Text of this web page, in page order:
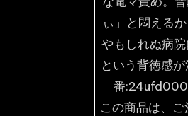
ぃ」と悶える
やもしれぬ病
という背徳感
番
この商品は、